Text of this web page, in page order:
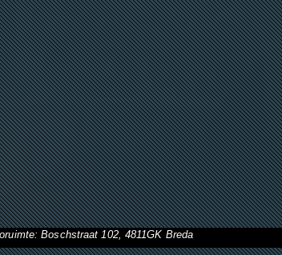
Boschstraat 102, 4811GK Breda